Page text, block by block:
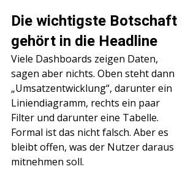
Die wichtigste Botschaft
gehört in die Headline
Viele Dashboards zeigen Daten,
sagen aber nichts. Oben steht dann
„Umsatzentwicklung“, darunter ein
Liniendiagramm, rechts ein paar
Filter und darunter eine Tabelle.
Formal ist das nicht falsch. Aber es
bleibt offen, was der Nutzer daraus
mitnehmen soll.